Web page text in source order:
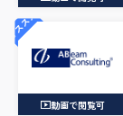
オススメ
動画で閲覧可